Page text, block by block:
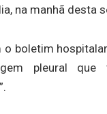
na manhã desta
o boletim
pleural que